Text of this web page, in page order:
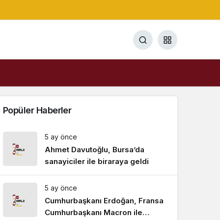
Popüler Haberler
5 ay önce
Ahmet Davutoğlu, Bursa’da
sanayiciler ile biraraya geldi
5 ay önce
Cumhurbaşkanı Erdoğan, Fransa
Cumhurbaşkanı Macron ile